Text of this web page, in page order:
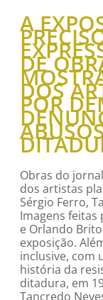
A
DE
DOS
POR
Obras do
dos artistas
Sérgio Ferro,
Imagens
e Orlando
exposição.
inclusive, com
história da
ditadura, em
Tancredo